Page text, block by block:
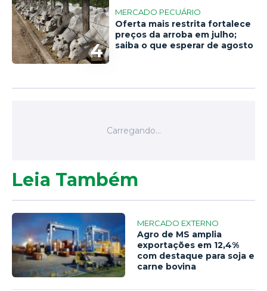
4
MERCADO PECUÁRIO
Oferta mais restrita fortalece
preços da arroba em julho;
saiba o que esperar de agosto
Leia Também
MERCADO EXTERNO
Agro de MS amplia
exportações em 12,4%
com destaque para soja e
carne bovina